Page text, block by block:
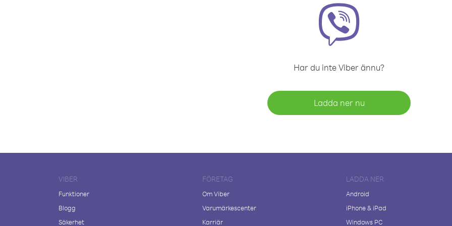
Har du inte Viber ännu?
Ladda ner nu
VIBER
Funktioner
Blogg
Säkerhet
FÖRETAG
Om Viber
Varumärkescenter
Karriär
LADDA NER
Android
iPhone & iPad
Windows PC